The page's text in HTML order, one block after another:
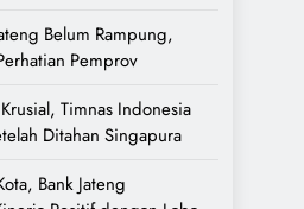
Belum Rampung,
Pemprov
Timnas Indonesia
Ditahan Singapura
Bank Jateng